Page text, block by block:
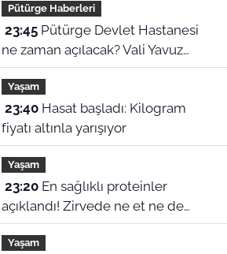
veriler
Pütürge Haberleri
23:45Pütürge Devlet Hastanesi
ne zaman açılacak? Vali Yavuz
açıkladı
Yaşam
23:40Hasat başladı: Kilogram
fiyatı altınla yarışıyor
Yaşam
23:20En sağlıklı proteinler
açıklandı! Zirvede ne et ne de
yumurta var
Yaşam